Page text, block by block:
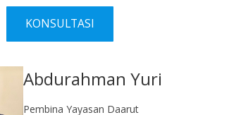
KONSULTASI
Abdurahman Yuri
Pembina Yayasan Daarut